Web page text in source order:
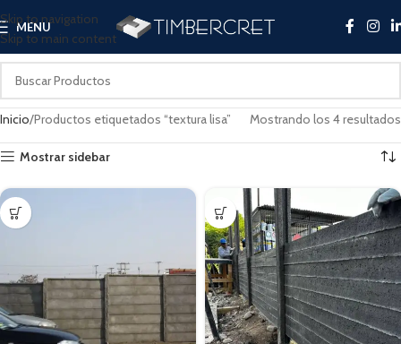
Skip to navigation
Skip to main content
MENU
Inicio Productos etiquetados “textura lisa” Mostrando los 4 resultados
Mostrar sidebar